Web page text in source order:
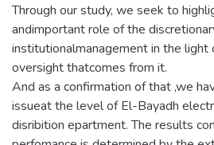
Through our study, we seek to
andimportant role of the
institutionalmanagement in the light
oversight thatcomes from it.
And as a confirmation of that ,we
issueat the level of El-Bayadh
disribition epartment. The results